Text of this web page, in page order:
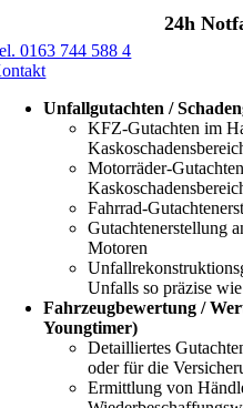
24h
0163 744 588 4
Unfallgutachten /
KFZ-Gutachten im
Motorräder-
Fahrrad-
Gutachtenerstellung
Motoren
Unfalls so präzise
Fahrzeugbewertung /
Youngtimer)
Detailliertes
oder für die
Ermittlung von